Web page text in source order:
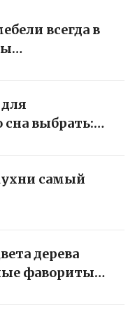
всегда в
выбора для
сна выбрать:
самый
дерева
фавориты
моды и советы